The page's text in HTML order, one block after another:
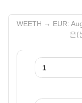
WEETH → EUR:
은(